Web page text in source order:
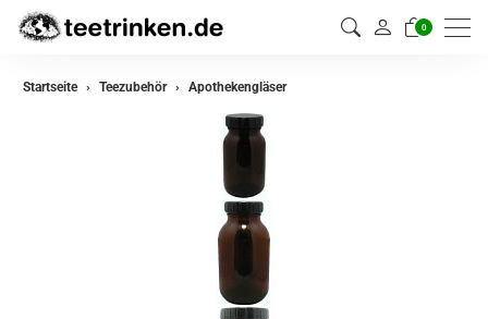
0
Startseite Teezubehör Apothekengläser